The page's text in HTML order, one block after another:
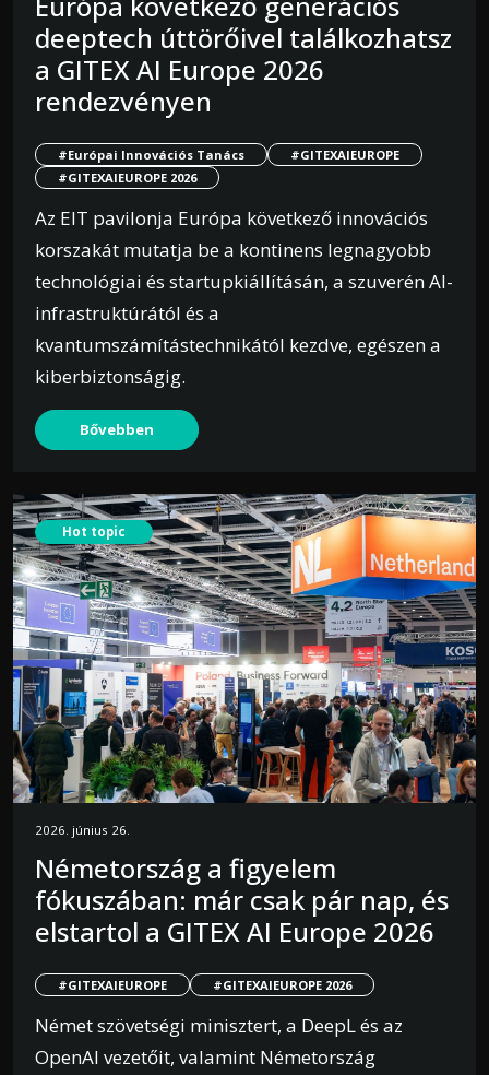
deeptech úttörőivel találkozhatsz
a GITEX AI Europe 2026
rendezvényen
#Európai Innovációs Tanács
#GITEXAIEUROPE
#GITEXAIEUROPE 2026
Az EIT pavilonja Európa következő innovációs
korszakát mutatja be a kontinens legnagyobb
technológiai és startupkiállításán, a szuverén AI-
infrastruktúrától és a
kvantumszámítástechnikától kezdve, egészen a
kiberbiztonságig.
Bővebben
Hot topic
2026. június 26.
Németország a figyelem
fókuszában: már csak pár nap, és
elstartol a GITEX AI Europe 2026
#GITEXAIEUROPE #GITEXAIEUROPE 2026
Német szövetségi minisztert, a DeepL és az
OpenAI vezetőit, valamint Németország